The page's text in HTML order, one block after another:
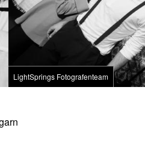
LightSprings Fotografenteam